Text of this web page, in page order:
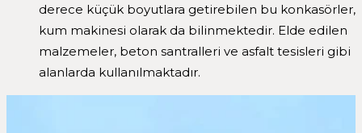
derece küçük boyutlara getirebilen bu konkasörler,
kum makinesi olarak da bilinmektedir. Elde edilen
malzemeler, beton santralleri ve asfalt tesisleri gibi
alanlarda kullanılmaktadır.